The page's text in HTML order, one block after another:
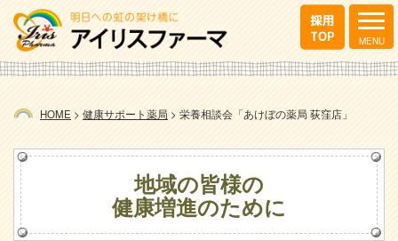
HOME > 健康サポート薬局 > 栄養相談会「あけぼの薬局 荻窪店」
地域の皆様の
健康増進のために